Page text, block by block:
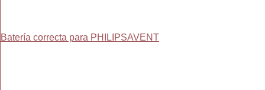
Batería correcta para PHILIPSAVENT